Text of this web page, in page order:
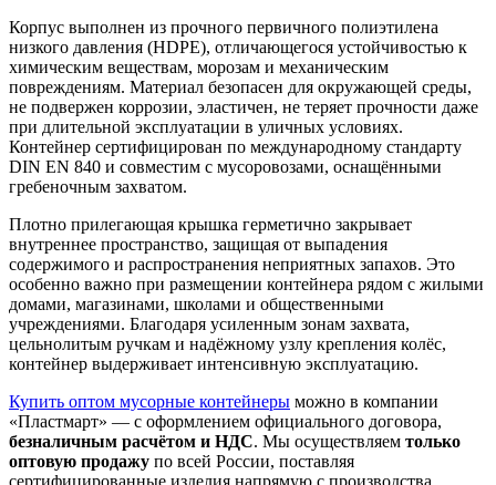
Корпус выполнен из прочного первичного полиэтилена
низкого давления (HDPE), отличающегося устойчивостью к
химическим веществам, морозам и механическим
повреждениям. Материал безопасен для окружающей среды,
не подвержен коррозии, эластичен, не теряет прочности даже
при длительной эксплуатации в уличных условиях.
Контейнер сертифицирован по международному стандарту
DIN EN 840 и совместим с мусоровозами, оснащёнными
гребеночным захватом.
Плотно прилегающая крышка герметично закрывает
внутреннее пространство, защищая от выпадения
содержимого и распространения неприятных запахов. Это
особенно важно при размещении контейнера рядом с жилыми
домами, магазинами, школами и общественными
учреждениями. Благодаря усиленным зонам захвата,
цельнолитым ручкам и надёжному узлу крепления колёс,
контейнер выдерживает интенсивную эксплуатацию.
Купить оптом мусорные контейнеры можно в компании
«Пластмарт» — с оформлением официального договора,
безналичным расчётом и НДС. Мы осуществляем только
оптовую продажу по всей России, поставляя
сертифицированные изделия напрямую с производства.